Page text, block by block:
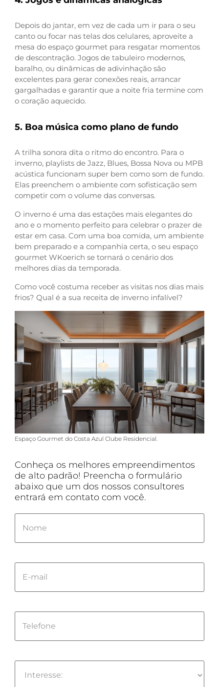
Depois do jantar, em vez de cada um ir para o seu
canto ou focar nas telas dos celulares, aproveite a
mesa do espaço gourmet para resgatar momentos
de descontração. Jogos de tabuleiro modernos,
baralho, ou dinâmicas de adivinhação são
excelentes para gerar conexões reais, arrancar
gargalhadas e garantir que a noite fria termine com
o coração aquecido.
5. Boa música como plano de fundo
A trilha sonora dita o ritmo do encontro. Para o
inverno, playlists de Jazz, Blues, Bossa Nova ou MPB
acústica funcionam super bem como som de fundo.
Elas preenchem o ambiente com sofisticação sem
competir com o volume das conversas.
O inverno é uma das estações mais elegantes do
ano e o momento perfeito para celebrar o prazer de
estar em casa. Com uma boa comida, um ambiente
bem preparado e a companhia certa, o seu espaço
gourmet WKoerich se tornará o cenário dos
melhores dias da temporada.
Como você costuma receber as visitas nos dias mais
frios? Qual é a sua receita de inverno infalível?
Espaço Gourmet do Costa Azul Clube Residencial.
Conheça os melhores empreendimentos
de alto padrão! Preencha o formulário
abaixo que um dos nossos consultores
entrará em contato com você.
Please
leave
this
empty.